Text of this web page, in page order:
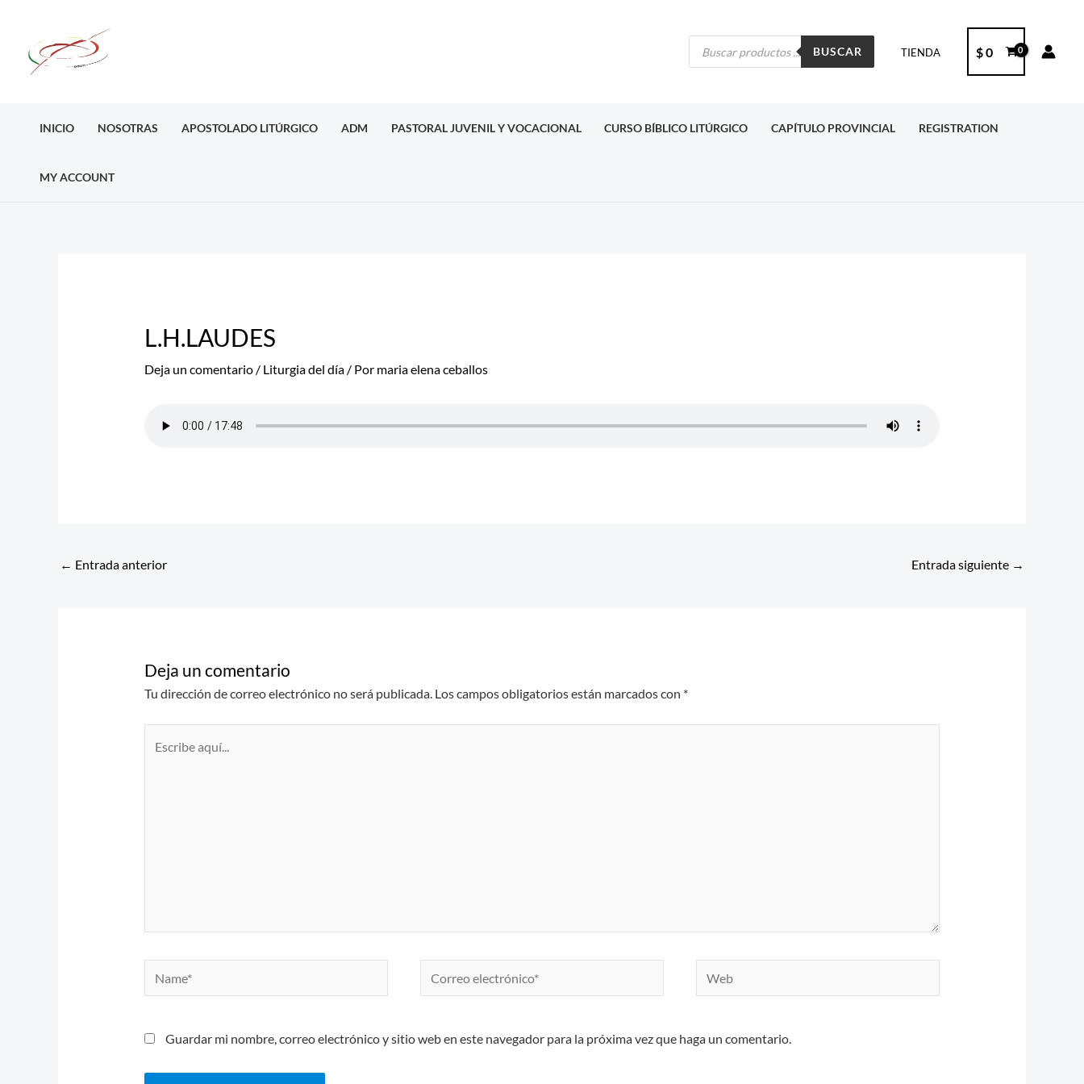
contenido
Búsqueda
productos
BUSCAR TIENDA $0
INICIO NOSOTRAS APOSTOLADO LITÚRGICO ADM PASTORAL JUVENIL Y VOCACIONAL CURSO BÍBLICO LITÚRGICO CAPÍTULO PROVINCIAL REGISTRATION
MY ACCOUNT
L.H.LAUDES
Deja un comentario / Liturgia del día/ Por maria elena ceballos
← Entrada anterior Entrada siguiente →
Deja un comentario
Tu dirección de correo electrónico no será publicada. Los campos obligatorios están marcados con *
Name*
Correo
electrónico*
Web
Guardar mi nombre, correo electrónico y sitio web en este navegador para la próxima vez que haga un comentario.